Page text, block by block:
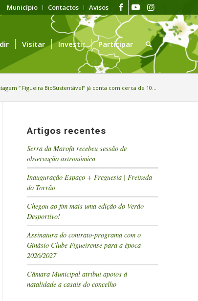
Município Contactos Avisos
Visitar Investir Participar
“ Figueira BioSustentável” já conta com cerca de 10...
Artigos recentes
Serra da Marofa recebeu sessão de
observação astronómica
Inauguração Espaço + Freguesia | Freixeda
do Torrão
Chegou ao fim mais uma edição do Verão
Desportivo!
Assinatura do contrato-programa com o
Ginásio Clube Figueirense para a época
2026/2027
Câmara Municipal atribui apoios à
natalidade a casais do concelho